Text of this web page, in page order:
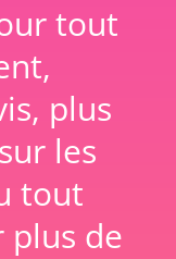
tout
plus
les
tout
de